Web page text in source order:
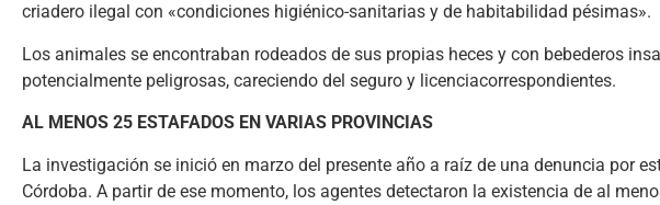
criadero ilegal con «condiciones higiénico-sanitarias y de habitabilidad pésimas».
Los animales se encontraban rodeados de sus propias heces y con bebederos
potencialmente peligrosas, careciendo del seguro y licenciacorrespondientes.
AL MENOS 25 ESTAFADOS EN VARIAS PROVINCIAS
La investigación se inició en marzo del presente año a raíz de una denuncia por
Córdoba. A partir de ese momento, los agentes detectaron la existencia de al